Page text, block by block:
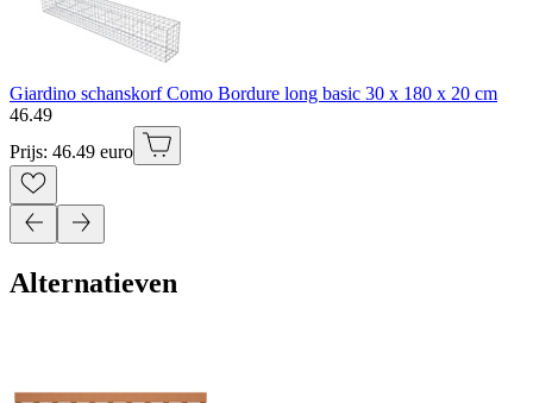
Giardino schanskorf Como Bordure long basic 30 x 180 x 20 cm
46.49
Prijs: 46.49 euro
Alternatieven